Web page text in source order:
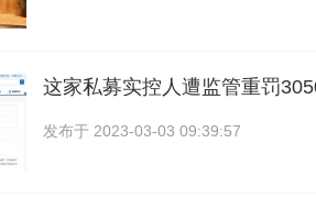
这家私募实控人遭监管重罚
发布于 2023-03-03 09:39:57